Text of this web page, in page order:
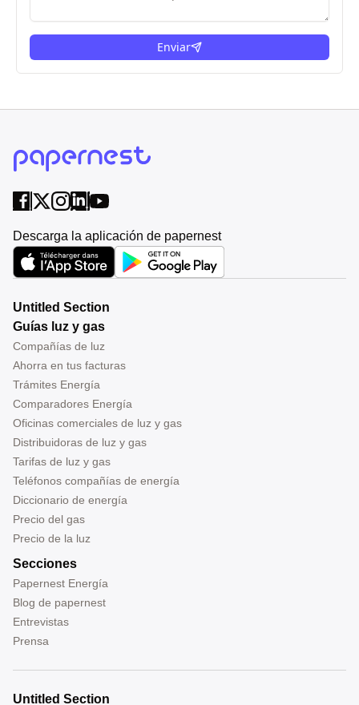
Enviar
Descarga la aplicación de papernest
Untitled Section
Guías luz y gas
Compañías de luz
Ahorra en tus facturas
Trámites Energía
Comparadores Energía
Oficinas comerciales de luz y gas
Distribuidoras de luz y gas
Tarifas de luz y gas
Teléfonos compañías de energía
Diccionario de energía
Precio del gas
Precio de la luz
Secciones
Papernest Energía
Blog de papernest
Entrevistas
Prensa
Untitled Section